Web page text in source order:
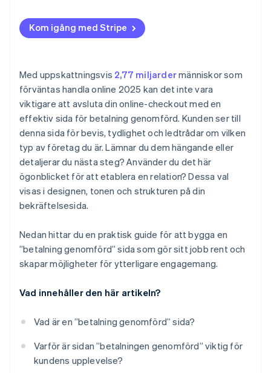
Bjud in dem att hålla kontakten
Snabba hänvisningar, recensioner eller feedback
Referens lojalitet eller belöningsprogram
Kom igång med Stripe
Med uppskattningsvis 2,77 miljardermänniskor som
förväntas handla online 2025 kan det inte vara
viktigare att avsluta din online-checkout med en
effektiv sida för betalning genomförd. Kunden ser till
denna sida för bevis, tydlighet och ledtrådar om vilken
typ av företag du är. Lämnar du dem hängande eller
detaljerar du nästa steg? Använder du det här
ögonblicket för att etablera en relation? Dessa val
visas i designen, tonen och strukturen på din
bekräftelsesida.
Nedan hittar du en praktisk guide för att bygga en
”betalning genomförd” sida som gör sitt jobb rent och
skapar möjligheter för ytterligare engagemang.
Vad innehåller den här artikeln?
Vad är en ”betalning genomförd” sida?
Varför är sidan ”betalningen genomförd” viktig för
kundens upplevelse?